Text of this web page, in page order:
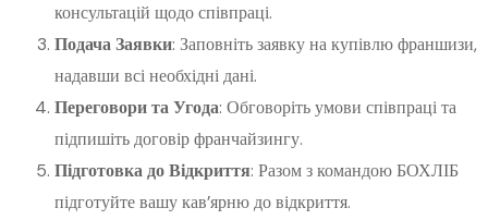
консультацій щодо співпраці.
Подача Заявки: Заповніть заявку на купівлю франшизи,
надавши всі необхідні дані.
Переговори та Угода: Обговоріть умови співпраці та
підпишіть договір франчайзингу.
Підготовка до Відкриття: Разом з командою БОХЛІБ
підготуйте вашу кав’ярню до відкриття.